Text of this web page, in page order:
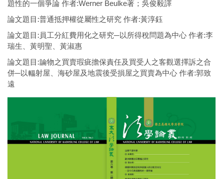
題性的一個爭論 作者:Werner Beulke著；吳俊毅譯
論文題目:普通抵押權從屬性之研究 作者:黃淳鈺
論文題目:員工分紅費用化之研究─以所得稅問題為中心 作者:李
瑞生、黃明聖、黃淑惠
論文題目:論物之買賣瑕疵擔保責任及買受人之客觀選擇訴之合
併─以輻射屋、海砂屋及地震後受損屋之買賣為中心 作者:郭致
遠